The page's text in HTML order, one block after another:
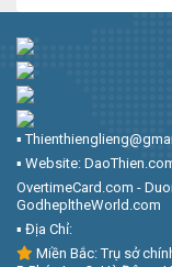
▪︎
▪︎ Website:
OvertimeCard.com -
GodhepltheWorld.com
▪︎ Địa Chỉ:
Miền Bắc: Trụ sở